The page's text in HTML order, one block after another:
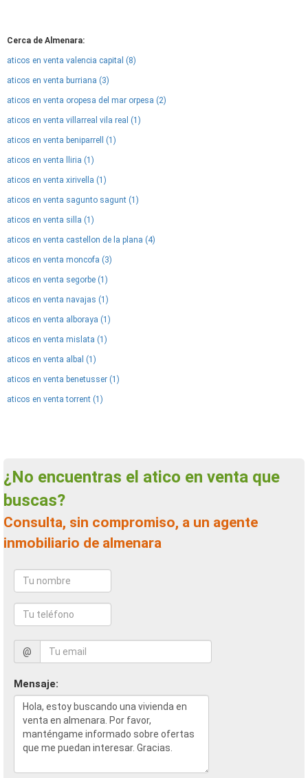
Cerca de Almenara:
aticos en venta valencia capital (8)
aticos en venta burriana (3)
aticos en venta oropesa del mar orpesa (2)
aticos en venta villarreal vila real (1)
aticos en venta beniparrell (1)
aticos en venta lliria (1)
aticos en venta xirivella (1)
aticos en venta sagunto sagunt (1)
aticos en venta silla (1)
aticos en venta castellon de la plana (4)
aticos en venta moncofa (3)
aticos en venta segorbe (1)
aticos en venta navajas (1)
aticos en venta alboraya (1)
aticos en venta mislata (1)
aticos en venta albal (1)
aticos en venta benetusser (1)
aticos en venta torrent (1)
¿No encuentras el atico en venta que
buscas?
Consulta, sin compromiso, a un agente
inmobiliario de almenara
@
Mensaje: